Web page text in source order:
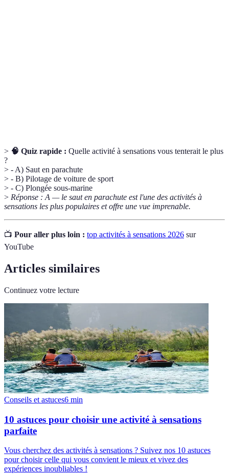
> 🧠 Quiz rapide : Quelle activité à sensations vous tenterait le plus
?
> - A) Saut en parachute
> - B) Pilotage de voiture de sport
> - C) Plongée sous-marine
> Réponse : A — le saut en parachute est l'une des activités à
sensations les plus populaires et offre une vue imprenable.
📺 Pour aller plus loin : top activités à sensations 2026 sur
YouTube
Articles similaires
Continuez votre lecture
Conseils et astuces6 min
10 astuces pour choisir une activité à sensations
parfaite
Vous cherchez des activités à sensations ? Suivez nos 10 astuces
pour choisir celle qui vous convient le mieux et vivez des
expériences inoubliables !